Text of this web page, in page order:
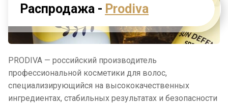
Распродажа - Prodiva
PRODIVA — российский производитель
профессиональной косметики для волос,
специализирующийся на высококачественных
ингредиентах, стабильных результатах и безопасности